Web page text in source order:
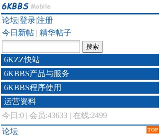
论坛|登录|注册
今日新帖 | 精华帖子
6KZZ快站
6KBBS产品与服务
6KBBS程序使用
运营资料
今日:0 | 会员:43633 | 在线:2499
TOP
论坛